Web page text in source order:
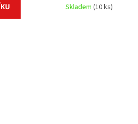
Skladem(10 ks)